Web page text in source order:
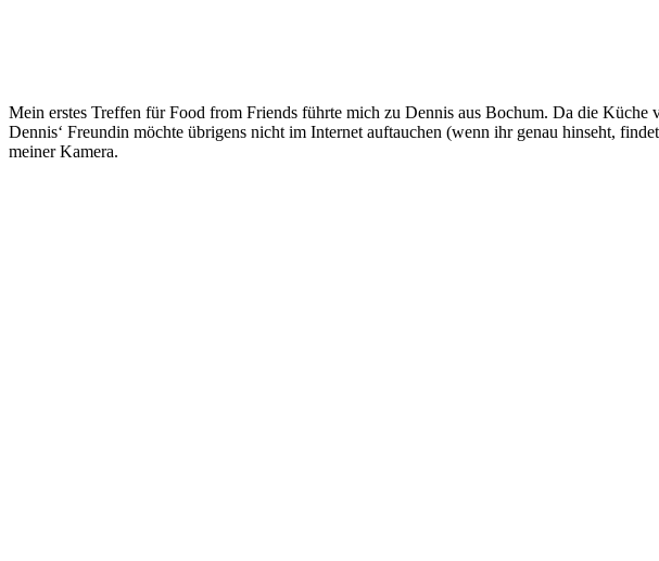
Mein erstes Treffen für Food from Friends führte mich zu Dennis aus Bochum. Da die
Dennis‘ Freundin möchte übrigens nicht im Internet auftauchen (wenn ihr genau hinseht,
meiner Kamera.